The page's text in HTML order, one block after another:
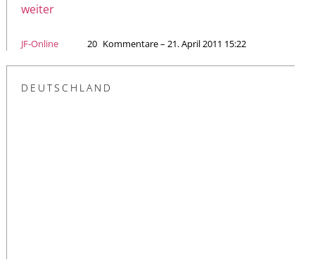
weiter
JF-Online 20 Kommentare – 21. April 2011 15:22
DEUTSCHLAND